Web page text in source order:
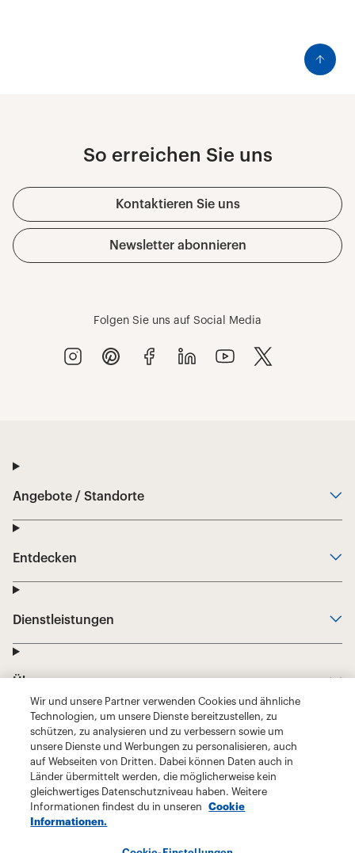
Wir und unsere Partner verwenden Cookies und ähnliche
Technologien, um unsere Dienste bereitzustellen, zu
schützen, zu analysieren und zu verbessern sowie um
unsere Dienste und Werbungen zu personalisieren, auch
auf Webseiten von Dritten. Dabei können Daten auch in
Länder übermittelt werden, die möglicherweise kein
gleichwertiges Datenschutzniveau haben. Weitere
Informationen findest du in unseren
Cookie
Informationen.